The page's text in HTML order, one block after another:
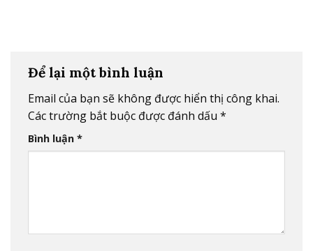
Để lại một bình luận
Email của bạn sẽ không được hiển thị công khai.
Các trường bắt buộc được đánh dấu *
Bình luận *